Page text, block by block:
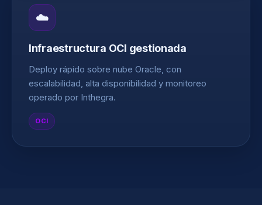
☁️
Infraestructura OCI gestionada
Deploy rápido sobre nube Oracle, con
escalabilidad, alta disponibilidad y monitoreo
operado por Inthegra.
OCI